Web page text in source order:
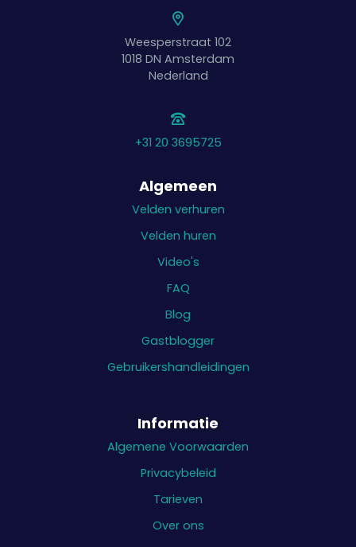
Weesperstraat 102
1018 DN Amsterdam
Nederland
+31 20 3695725
Algemeen
Velden verhuren
Velden huren
Video's
FAQ
Blog
Gastblogger
Gebruikershandleidingen
Informatie
Algemene Voorwaarden
Privacybeleid
Tarieven
Over ons